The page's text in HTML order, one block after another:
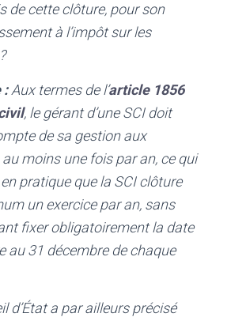
de cette clôture, pour son
à l’impôt sur les
: Aux termes de l’article 1856
, le gérant d’une SCI doit
de sa gestion aux
moins une fois par an, ce qui
pratique que la SCI clôture
un exercice par an, sans
fixer obligatoirement la date
au 31 décembre de chaque
d’État a par ailleurs précisé